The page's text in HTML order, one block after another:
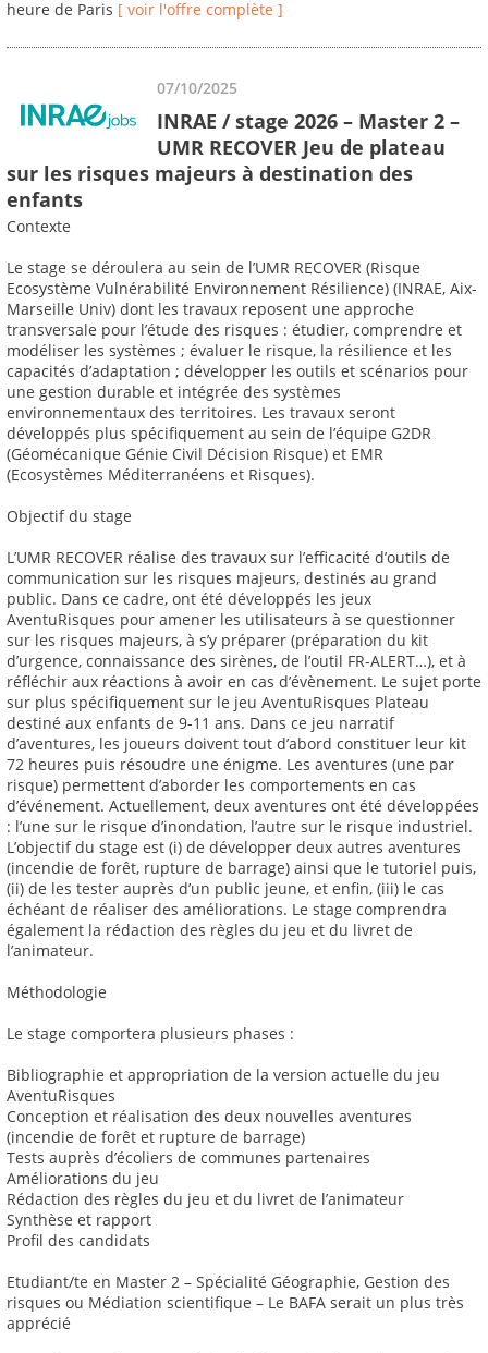
heure de Paris [ voir l'offre complète ]
07/10/2025
INRAE / stage 2026 – Master 2 –
UMR RECOVER Jeu de plateau
sur les risques majeurs à destination des
enfants
Contexte
Le stage se déroulera au sein de l’UMR RECOVER (Risque
Ecosystème Vulnérabilité Environnement Résilience) (INRAE, Aix-
Marseille Univ) dont les travaux reposent une approche
transversale pour l’étude des risques : étudier, comprendre et
modéliser les systèmes ; évaluer le risque, la résilience et les
capacités d’adaptation ; développer les outils et scénarios pour
une gestion durable et intégrée des systèmes
environnementaux des territoires. Les travaux seront
développés plus spécifiquement au sein de l’équipe G2DR
(Géomécanique Génie Civil Décision Risque) et EMR
(Ecosystèmes Méditerranéens et Risques).
Objectif du stage
L’UMR RECOVER réalise des travaux sur l’efficacité d’outils de
communication sur les risques majeurs, destinés au grand
public. Dans ce cadre, ont été développés les jeux
AventuRisques pour amener les utilisateurs à se questionner
sur les risques majeurs, à s’y préparer (préparation du kit
d’urgence, connaissance des sirènes, de l’outil FR-ALERT…), et à
réfléchir aux réactions à avoir en cas d’évènement. Le sujet porte
sur plus spécifiquement sur le jeu AventuRisques Plateau
destiné aux enfants de 9-11 ans. Dans ce jeu narratif
d’aventures, les joueurs doivent tout d’abord constituer leur kit
72 heures puis résoudre une énigme. Les aventures (une par
risque) permettent d’aborder les comportements en cas
d’événement. Actuellement, deux aventures ont été développées
: l’une sur le risque d’inondation, l’autre sur le risque industriel.
L’objectif du stage est (i) de développer deux autres aventures
(incendie de forêt, rupture de barrage) ainsi que le tutoriel puis,
(ii) de les tester auprès d’un public jeune, et enfin, (iii) le cas
échéant de réaliser des améliorations. Le stage comprendra
également la rédaction des règles du jeu et du livret de
l’animateur.
Méthodologie
Le stage comportera plusieurs phases :
Bibliographie et appropriation de la version actuelle du jeu
AventuRisques
Conception et réalisation des deux nouvelles aventures
(incendie de forêt et rupture de barrage)
Tests auprès d’écoliers de communes partenaires
Améliorations du jeu
Rédaction des règles du jeu et du livret de l’animateur
Synthèse et rapport
Profil des candidats
Etudiant/te en Master 2 – Spécialité Géographie, Gestion des
risques ou Médiation scientifique – Le BAFA serait un plus très
apprécié